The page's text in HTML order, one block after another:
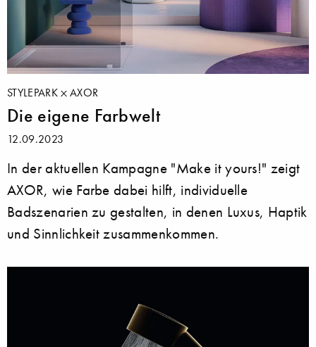
STYLEPARK AXOR
Die eigene Farbwelt
12.09.2023
In der aktuellen Kampagne "Make it yours!" zeigt
AXOR, wie Farbe dabei hilft, individuelle
Badszenarien zu gestalten, in denen Luxus, Haptik
und Sinnlichkeit zusammenkommen.